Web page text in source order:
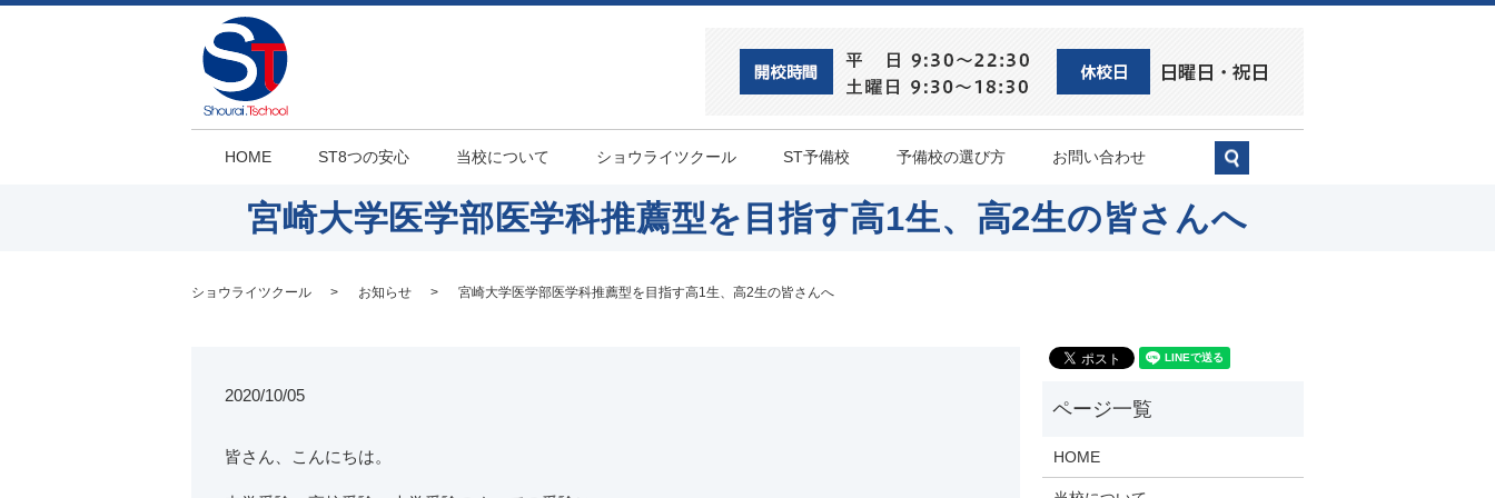
HOME ST8つの安心 当校について ショウライツクール ST予備校 予備校の選び方 お問い合わせ
search
宮崎大学医学部医学科推薦型を目指す高1生、高2生の皆さんへ
ショウライツクール お知らせ 宮崎大学医学部医学科推薦型を目指す高1生、高2生の皆さんへ
2020/10/05
皆さん、こんにちは。 HOME